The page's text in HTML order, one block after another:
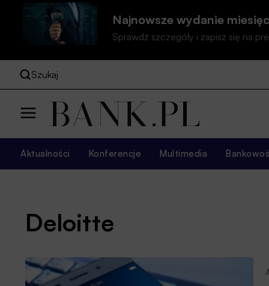
Najnowsze wydanie
Sprawdź szczegóły i zapisz się na
Szukaj
Aktualności Konferencje Multimedia
Deloitte